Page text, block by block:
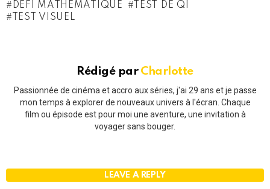
DÉFI MATHÉMATIQUE
TEST DE QI
TEST VISUEL
Rédigé par Charlotte
Passionnée de cinéma et accro aux séries, j'ai 29 ans et je passe
mon temps à explorer de nouveaux univers à l'écran. Chaque
film ou épisode est pour moi une aventure, une invitation à
voyager sans bouger.
LEAVE A REPLY